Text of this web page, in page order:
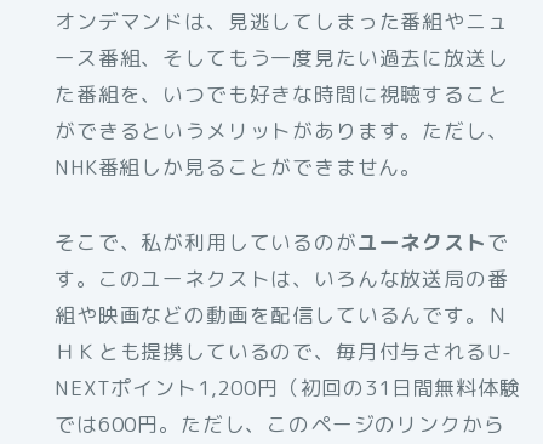
オンデマンドは、見逃してしまった番組やニュ
ース番組、そしてもう一度見たい過去に放送し
た番組を、いつでも好きな時間に視聴すること
ができるというメリットがあります。ただし、
NHK番組しか見ることができません。
そこで、私が利用しているのがユーネクストで
す。このユーネクストは、いろんな放送局の番
組や映画などの動画を配信しているんです。Ｎ
ＨＫとも提携しているので、毎月付与されるU-
NEXTポイント1,200円（初回の31日間無料体験
では600円。ただし、このページのリンクから